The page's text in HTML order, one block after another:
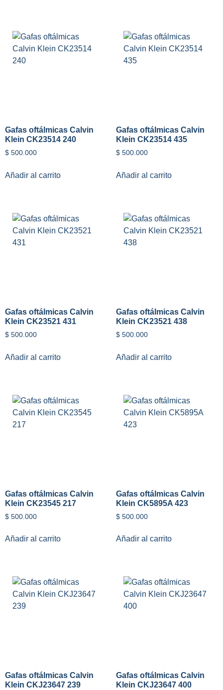
Gafas oftálmicas Calvin
Klein CK23514 240
$ 500.000
Añadir al carrito
Gafas oftálmicas Calvin
Klein CK23514 435
$500.000
Añadir al carrito
Gafas oftálmicas Calvin
Klein CK23521 431
$ 500.000
Añadir al carrito
Gafas oftálmicas Calvin
Klein CK23521 438
$500.000
Añadir al carrito
Gafas oftálmicas Calvin
Klein CK23545 217
$ 500.000
Añadir al carrito
Gafas oftálmicas Calvin
Klein CK5895A 423
$500.000
Añadir al carrito
Gafas oftálmicas Calvin
Klein CKJ23647 239
Gafas oftálmicas Calvin
Klein CKJ23647 400